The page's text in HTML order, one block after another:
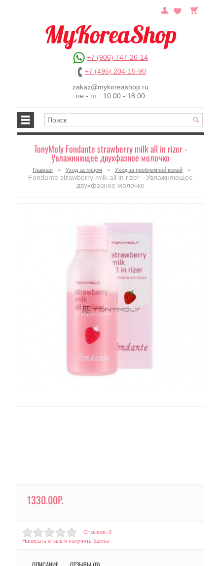
+7 (906) 747-26-14
+7 (495) 204-15-90
zakaz@mykoreashop.ru
пн - пт : 10.00 - 18.00
TonyMoly Fondante strawberry milk all in rizer -
Увлажняющее двухфазное молочко
Главная » Уход за лицом » Уход за проблемной кожей
»
Fondante strawberry milk all in rizer - Увлажняющее
двухфазное молочко
1330.00Р.
Отзывов: 0
Написать отзыв и получить баллы